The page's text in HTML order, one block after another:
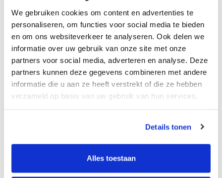
We gebruiken cookies om content en advertenties te
personaliseren, om functies voor social media te bieden
en om ons websiteverkeer te analyseren. Ook delen we
informatie over uw gebruik van onze site met onze
partners voor social media, adverteren en analyse. Deze
partners kunnen deze gegevens combineren met andere
informatie die u aan ze heeft verstrekt of die ze hebben
verzameld op basis van uw gebruik van hun services.
Details tonen
Alles toestaan
TX300, TX600
Citizen:
CL-E300, CL-S300,CL-E321, CL-E331, CL-S521, CL-
S621, CL-S631, CLS6621, CL-S400DT,
CL-E720, CL-S700, CL-S703, CL-S321
BESTELEENHEID: PER ROL
Lijmsoort: permanent
Kern: 25mm